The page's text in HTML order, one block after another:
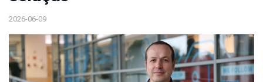
2026-06-09